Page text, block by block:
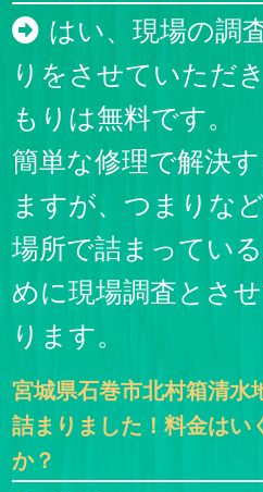
はい、現場の調
りをさせていただ
もりは無料です。
簡単な修理で解決
ますが、つまりな
場所で詰まってい
めに現場調査とさ
ります。
宮城県石巻市北村箱清水
詰まりました！料金はい
か？